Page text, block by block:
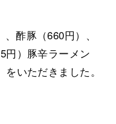
酢豚（660円）、
円）豚辛ラーメン
をいただきました。